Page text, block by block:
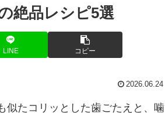
絶品レシピ5選
LINE コピー
2026.06.24
似たコリッとした歯ごたえと、噛